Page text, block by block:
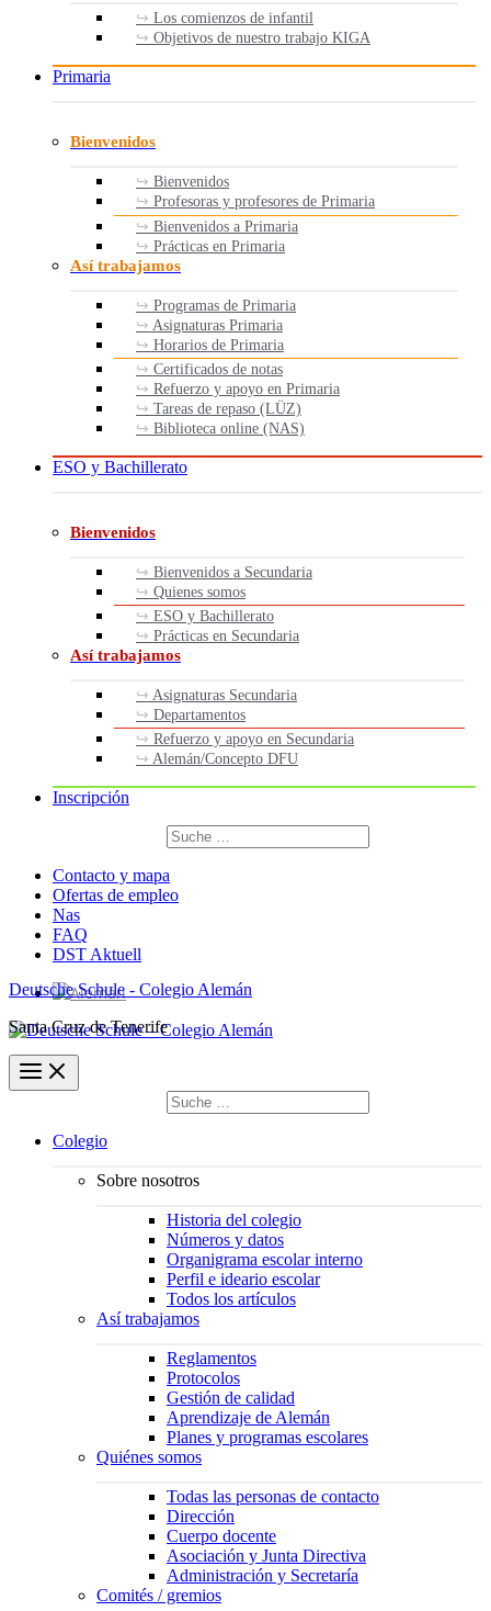
Los comienzos de infantil
Objetivos de nuestro trabajo KIGA
Primaria
Bienvenidos
Bienvenidos
Profesoras y profesores de Primaria
Bienvenidos a Primaria
Prácticas en Primaria
Así trabajamos
Programas de Primaria
Asignaturas Primaria
Horarios de Primaria
Certificados de notas
Refuerzo y apoyo en Primaria
Tareas de repaso (LÜZ)
Biblioteca online (NAS)
ESO y Bachillerato
Bienvenidos
Bienvenidos a Secundaria
Quienes somos
ESO y Bachillerato
Prácticas en Secundaria
Así trabajamos
Asignaturas Secundaria
Departamentos
Refuerzo y apoyo en Secundaria
Alemán/Concepto DFU
Inscripción
Buscar
por:
Contacto y mapa
Ofertas de empleo
Nas
FAQ
DST Aktuell
Deutsche Schule - Colegio Alemán
Santa Cruz de Tenerife
Buscar
por:
Colegio
Sobre nosotros
Historia del colegio
Números y datos
Organigrama escolar interno
Perfil e ideario escolar
Todos los artículos
Así trabajamos
Reglamentos
Protocolos
Gestión de calidad
Aprendizaje de Alemán
Planes y programas escolares
Quiénes somos
Todas las personas de contacto
Dirección
Cuerpo docente
Asociación y Junta Directiva
Administración y Secretaría
Comités / gremios